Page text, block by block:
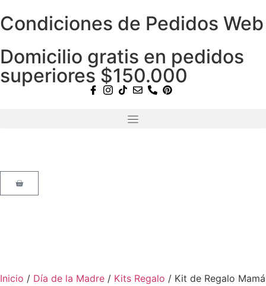
Condiciones de Pedidos Web
Domicilio gratis en pedidos
superiores $150.000
Inicio / Día de la Madre / Kits Regalo / Kit de Regalo Mamá